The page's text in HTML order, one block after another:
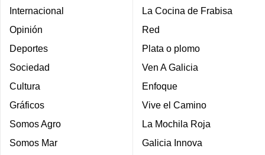
Internacional
Opinión
Deportes
Sociedad
Cultura
Gráficos
Somos Agro
Somos Mar
La Cocina de Frabisa
Red
Plata o plomo
Ven A Galicia
Enfoque
Vive el Camino
La Mochila Roja
Galicia Innova